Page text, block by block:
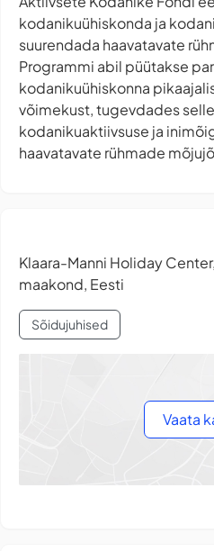
kodanikuühiskonda ja
suurendada haavatavate
Programmi abil püütakse
kodanikuühiskonna
võimekust, tugevdades
kodanikuaktiivsuse ja
haavatavate rühmade
Klaara-Manni Holiday
maakond, Eesti
Sõidujuhised
Vaata